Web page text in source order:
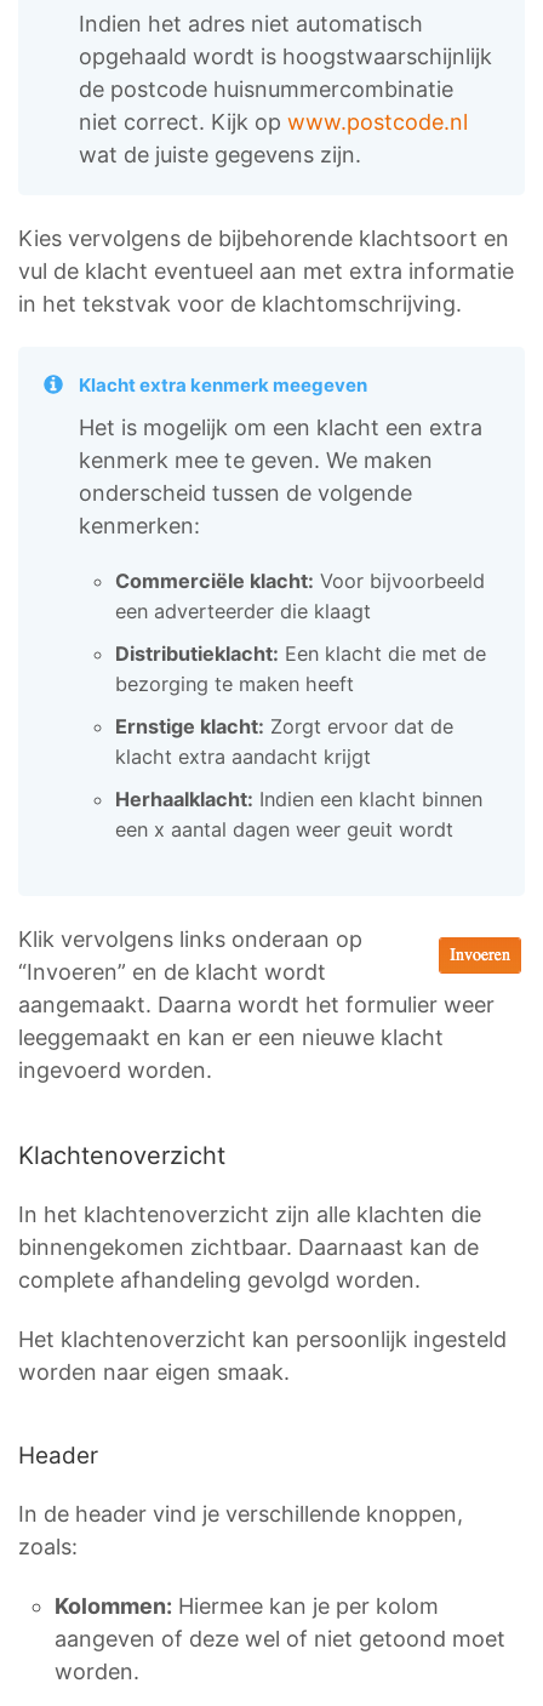
Indien het adres niet automatisch
opgehaald wordt is hoogstwaarschijnlijk
de postcode huisnummercombinatie
niet correct. Kijk op www.postcode.nl
wat de juiste gegevens zijn.
Kies vervolgens de bijbehorende klachtsoort en
vul de klacht eventueel aan met extra informatie
in het tekstvak voor de klachtomschrijving.
Klacht extra kenmerk meegeven
Het is mogelijk om een klacht een extra
kenmerk mee te geven. We maken
onderscheid tussen de volgende
kenmerken:
Commerciële klacht: Voor bijvoorbeeld
een adverteerder die klaagt
Distributieklacht: Een klacht die met de
bezorging te maken heeft
Ernstige klacht: Zorgt ervoor dat de
klacht extra aandacht krijgt
Herhaalklacht: Indien een klacht binnen
een x aantal dagen weer geuit wordt
Klik vervolgens links onderaan op
“Invoeren” en de klacht wordt
aangemaakt. Daarna wordt het formulier weer
leeggemaakt en kan er een nieuwe klacht
ingevoerd worden.
Klachtenoverzicht
In het klachtenoverzicht zijn alle klachten die
binnengekomen zichtbaar. Daarnaast kan de
complete afhandeling gevolgd worden.
Het klachtenoverzicht kan persoonlijk ingesteld
worden naar eigen smaak.
Header
In de header vind je verschillende knoppen,
zoals:
Kolommen: Hiermee kan je per kolom
aangeven of deze wel of niet getoond moet
worden.